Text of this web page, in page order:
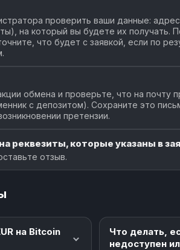
проверить ваши данные:
на который вы будете их получать.
что будет с заявкой, если по
обмена и проверьте, что на почту
с депозитом). Сохраните это
претензии.
реквезиты, которые указаны в
отзыв.
на Bitcoin
Что делать,
недоступен